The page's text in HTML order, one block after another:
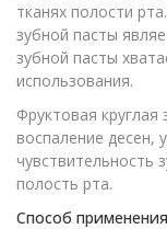
тканях полости
зубной пасты
зубной пасты
использования.
Фруктовая круглая
воспаление десен,
чувствительность
полость рта.
Способ